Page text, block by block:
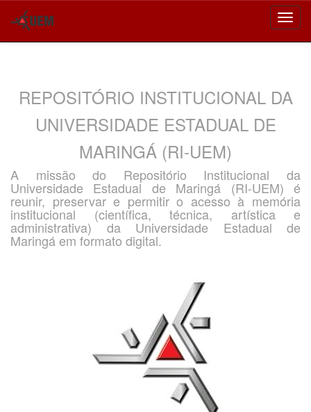
REPOSITÓRIO INSTITUCIONAL DA
UNIVERSIDADE ESTADUAL DE
MARINGÁ (RI-UEM)
A missão do Repositório Institucional da
Universidade Estadual de Maringá (RI-UEM) é
reunir, preservar e permitir o acesso à memória
institucional (científica, técnica, artística e
administrativa) da Universidade Estadual de
Maringá em formato digital.